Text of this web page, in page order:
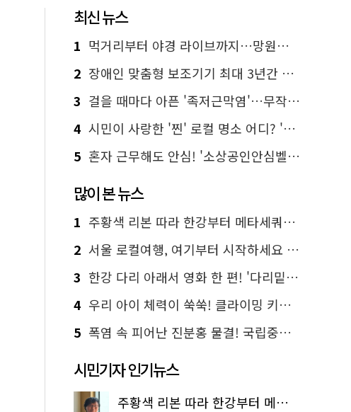
하
기
하
최신 뉴스
1 먹거리부터 야경 라이브까지…망원한강공원 알짜 코스
2 장애인 맞춤형 보조기기 최대 3년간 무상 대여…삶의 질 높인다
3 걸을 때마다 아픈 '족저근막염'…무작정 참지 말고 '이것' 해보세요!
4 시민이 사랑한 '찐' 로컬 명소 어디? '서울에디션25' 추천 코스
5 혼자 근무해도 안심! '소상공인안심벨' 신청하세요
많이 본 뉴스
1 주황색 리본 따라 한강부터 메타세쿼이아 숲길까지…서울둘레길 15코스
2 서울 로컬여행, 여기부터 시작하세요 '서울에디션25'
3 한강 다리 아래서 영화 한 편! '다리밑 영화관' 무료 상영
4 우리 아이 체력이 쑥쑥! 클라이밍 키즈카페·어린이 체력장
5 폭염 속 피어난 진분홍 물결! 국립중앙박물관 배롱나무 명소
시민기자 인기뉴스
주황색 리본 따라 한강부터 메타세쿼이아 숲길까지…서울둘레길 15코스